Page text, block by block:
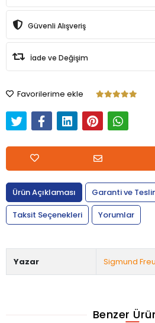
Güvenli Alışveriş
İade ve Değişim
Favorilerime ekle
Ürün Açıklaması
Garanti ve
Taksit Seçenekleri
Yorumlar
Yazar Sigmund
Benzer